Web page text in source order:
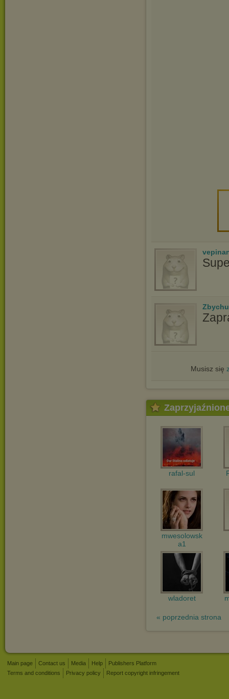
Musisz się
rafal-sul
mwesolowsk
a1
wladoret
« poprzednia strona
Main page Contact us Media Help
Publishers Platform
Terms and conditions
Privacy policy Report copyright infringement